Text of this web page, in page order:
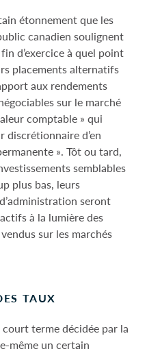
étonnement que les
canadien soulignent
d’exercice à quel point
placements alternatifs
aux rendements
sur le marché
comptable » qui
d’en
». Tôt ou tard,
semblables
plus bas, leurs
seront
à la lumière des
sur les marchés
TAUX
court terme décidée par la
même un certain